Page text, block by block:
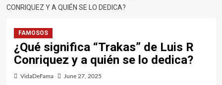
CONRIQUEZ Y A QUIÉN SE LO DEDICA?
FAMOSOS
¿Qué significa “Trakas” de Luis R
Conriquez y a quién se lo dedica?
VidaDeFama June 27, 2025